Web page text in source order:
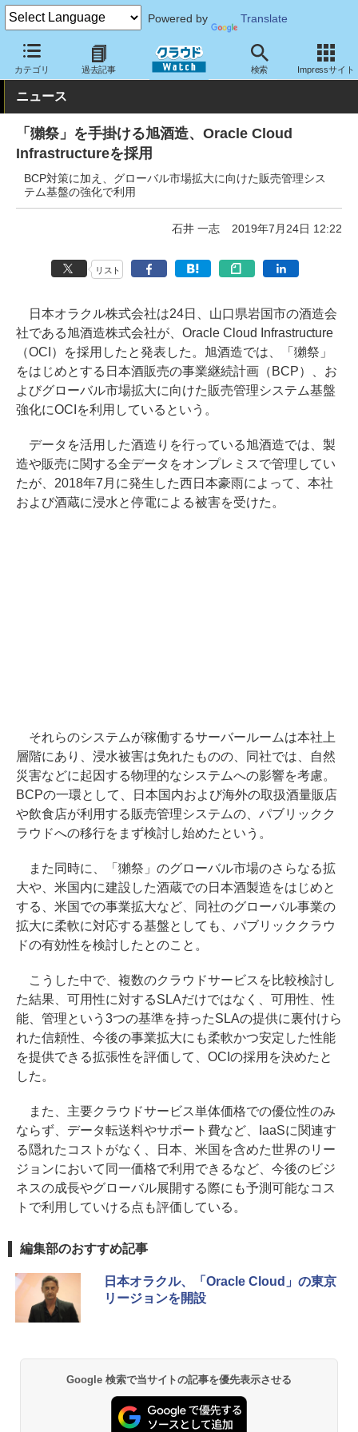
Powered by Translate
カテゴリ 過去記事 検索 Impressサイト
クラウド Watch トピック 導入事例 クラウド
ニュース
「獺祭」を手掛ける旭酒造、Oracle Cloud
Infrastructureを採用
BCP対策に加え、グローバル市場拡大に向けた販売管理シス
テム基盤の強化で利用
石井 一志 2019年7月24日 12:22
リスト
日本オラクル株式会社は24日、山口県岩国市の酒造会
社である旭酒造株式会社が、Oracle Cloud Infrastructure
（OCI）を採用したと発表した。旭酒造では、「獺祭」
をはじめとする日本酒販売の事業継続計画（BCP）、お
よびグローバル市場拡大に向けた販売管理システム基盤
強化にOCIを利用しているという。
データを活用した酒造りを行っている旭酒造では、製
造や販売に関する全データをオンプレミスで管理してい
たが、2018年7月に発生した西日本豪雨によって、本社
および酒蔵に浸水と停電による被害を受けた。
それらのシステムが稼働するサーバールームは本社上
層階にあり、浸水被害は免れたものの、同社では、自然
災害などに起因する物理的なシステムへの影響を考慮。
BCPの一環として、日本国内および海外の取扱酒量販店
や飲食店が利用する販売管理システムの、パブリックク
ラウドへの移行をまず検討し始めたという。
また同時に、「獺祭」のグローバル市場のさらなる拡
大や、米国内に建設した酒蔵での日本酒製造をはじめと
する、米国での事業拡大など、同社のグローバル事業の
拡大に柔軟に対応する基盤としても、パブリッククラウ
ドの有効性を検討したとのこと。
こうした中で、複数のクラウドサービスを比較検討し
た結果、可用性に対するSLAだけではなく、可用性、性
能、管理という3つの基準を持ったSLAの提供に裏付けら
れた信頼性、今後の事業拡大にも柔軟かつ安定した性能
を提供できる拡張性を評価して、OCIの採用を決めたと
した。
また、主要クラウドサービス単体価格での優位性のみ
ならず、データ転送料やサポート費など、IaaSに関連す
る隠れたコストがなく、日本、米国を含めた世界のリー
ジョンにおいて同一価格で利用できるなど、今後のビジ
ネスの成長やグローバル展開する際にも予測可能なコス
トで利用していける点も評価している。
編集部のおすすめ記事
日本オラクル、「Oracle Cloud」の東京
リージョンを開設
Google 検索で当サイトの記事を優先表示させる